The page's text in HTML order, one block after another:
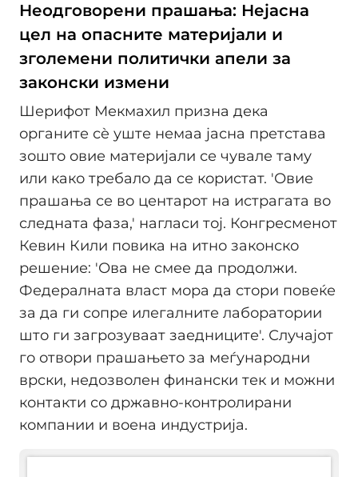
Неодговорени прашања: Нејасна
цел на опасните материјали и
зголемени политички апели за
законски измени
Шерифот Мекмахил призна дека
органите сè уште немаа јасна претстава
зошто овие материјали се чувале таму
или како требало да се користат. 'Овие
прашања се во центарот на истрагата во
следната фаза,' нагласи тој. Конгресменот
Кевин Кили повика на итно законско
решение: 'Ова не смее да продолжи.
Федералната власт мора да стори повеќе
за да ги сопре илегалните лаборатории
што ги загрозуваат заедниците'. Случајот
го отвори прашањето за меѓународни
врски, недозволен финански тек и можни
контакти со државно-контролирани
компании и воена индустрија.